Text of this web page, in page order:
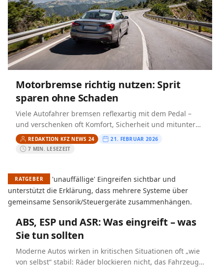
Motorbremse richtig nutzen: Sprit
sparen ohne Schaden
Viele Autofahrer bremsen reflexartig mit dem Pedal –
und verschenken oft Komfort, Sicherheit und mitunter
sogar Kraftstoff. Im Alltag lohnt es sich, die
Motorbremse zu…
REDAKTION KFZ NEWS 24
21. FEBRUAR 2026
7 MIN. LESEZEIT
RATGEBER
ABS, ESP und ASR: Was eingreift – was
Sie tun sollten
Moderne Autos wirken in kritischen Situationen oft „wie
von selbst“ stabil: Räder blockieren nicht, das Fahrzeug